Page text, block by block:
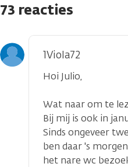
73 reacties
1Viola72
Hoi Julio,
Wat naar om te
Bij mij is ook in
Sinds ongeveer
ben daar 's
het nare wc